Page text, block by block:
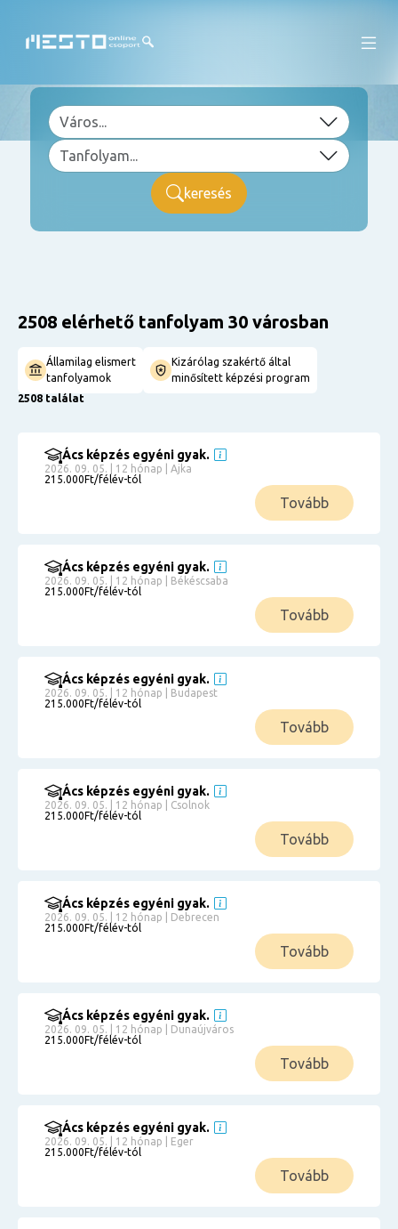
keresés
2508 elérhető tanfolyam 30 városban
Államilag elismert
tanfolyamok
Kizárólag szakértő által
minősített képzési program
2508 találat
Ács képzés egyéni gyak.
2026. 09. 05. | 12 hónap | Ajka
215.000Ft/félév-tól
Tovább
Ács képzés egyéni gyak.
2026. 09. 05. | 12 hónap | Békéscsaba
215.000Ft/félév-tól
Tovább
Ács képzés egyéni gyak.
2026. 09. 05. | 12 hónap | Budapest
215.000Ft/félév-tól
Tovább
Ács képzés egyéni gyak.
2026. 09. 05. | 12 hónap | Csolnok
215.000Ft/félév-tól
Tovább
Ács képzés egyéni gyak.
2026. 09. 05. | 12 hónap | Debrecen
215.000Ft/félév-tól
Tovább
Ács képzés egyéni gyak.
2026. 09. 05. | 12 hónap | Dunaújváros
215.000Ft/félév-tól
Tovább
Ács képzés egyéni gyak.
2026. 09. 05. | 12 hónap | Eger
215.000Ft/félév-tól
Tovább